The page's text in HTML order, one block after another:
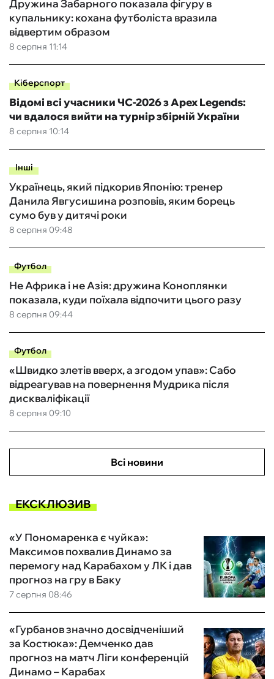
8 серпня 11:14
Дружина Забарного показала фігуру в
купальнику: кохана футболіста вразила
відвертим образом
Кіберспорт
8 серпня 10:14
Відомі всі учасники ЧС-2026 з Apex Legends:
чи вдалося вийти на турнір збірній України
Інші
8 серпня 09:48
Українець, який підкорив Японію: тренер
Данила Явгусишина розповів, яким борець
сумо був у дитячі роки
Футбол
8 серпня 09:44
Не Африка і не Азія: дружина Коноплянки
показала, куди поїхала відпочити цього разу
Футбол
8 серпня 09:10
«Швидко злетів вверх, а згодом упав»: Сабо
відреагував на повернення Мудрика після
дискваліфікації
Всі новини
ЕКСКЛЮЗИВ
7 серпня 08:46
«У Пономаренка є чуйка»:
Максимов похвалив Динамо за
перемогу над Карабахом у ЛК і дав
прогноз на гру в Баку
«Гурбанов значно досвідченіший
за Костюка»: Демченко дав
прогноз на матч Ліги конференцій
Динамо – Карабах